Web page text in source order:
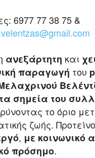
6977 77 38 75 &
ανεξάρτητη και
παραγωγή του
σημεία του
το όριο
ζωής.
, με κοινωνικό
πρόσημο.